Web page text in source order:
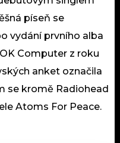
píseň se
vydání prvního alba
Computer z roku
anket označila
se kromě Radiohead
Atoms For Peace.